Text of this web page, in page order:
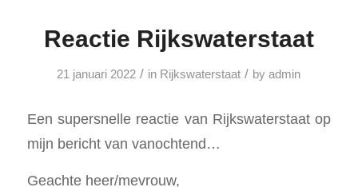
Reactie Rijkswaterstaat
21 januari 2022 / in Rijkswaterstaat / byadmin
Een supersnelle reactie van Rijkswaterstaat op
mijn bericht van vanochtend…
Geachte heer/mevrouw,